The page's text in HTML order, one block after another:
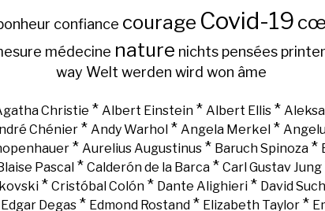
confiance courage Covid-19
médecine nature nichts pensées
way Welt werden wird won âme
Christie * Albert Einstein* Albert Ellis*
Chénier * Andy Warhol * Angela Merkel *
* Aurelius Augustinus * Baruch Spinoza *
Pascal * Calderón de la Barca * Carl Gustav Jung
* Cristóbal Colón * Dante Alighieri * David
Edgar Degas * Edmond Rostand * Elizabeth Taylor *